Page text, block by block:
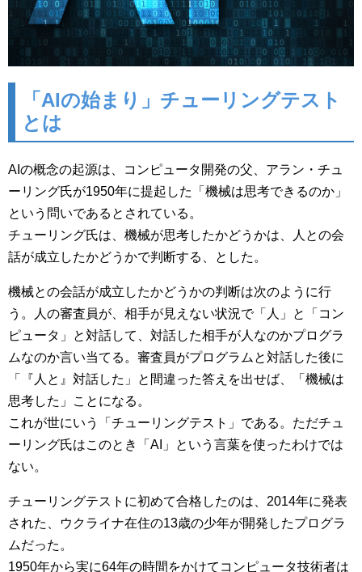
「AIの始まり」チューリングテスト
とは
AIの概念の起源は、コンピュータ開発の父、アラン・チュ
ーリング氏が1950年に提起した「機械は思考できるのか」
という問いであるとされている。
チューリング氏は、機械が思考したかどうかは、人との会
話が成立したかどうかで判断する、とした。
機械との会話が成立したかどうかの判断は次のように行
う。人の審査員が、相手が見えない状況で「人」と「コン
ピュータ」と対話して、対話した相手が人なのかプログラ
ムなのか言い当てる。審査員がプログラムと対話した後に
「『人と』対話した」と間違った答えを出せば、「機械は
思考した」ことになる。
これが世にいう「チューリングテスト」である。ただチュ
ーリング氏はこのとき「AI」という言葉を使ったわけでは
ない。
チューリングテストに初めて合格したのは、2014年に発表
された、ウクライナ在住の13歳の少年が開発したプログラ
ムだった。
1950年から実に64年の時間をかけてコンピュータ技術者は